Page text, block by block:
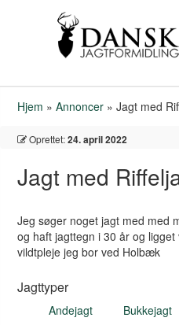
Hjem »Annoncer »Jagt med
Oprettet:24. april 2022
Jagt med
Jeg søger noget jagt med med
og haft jagttegn i 30 år og
vildtpleje jeg bor ved Holbæk
Jagttyper
Andejagt Bukkejagt